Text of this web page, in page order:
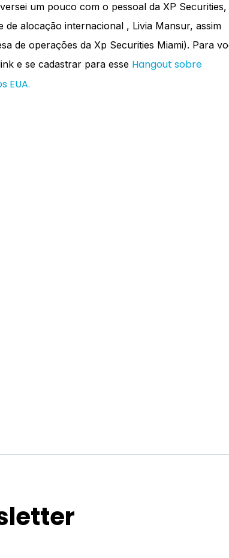
um pouco com o pessoal da XP Securities,
alocação internacional , Livia Mansur, assim
de operações da Xp Securities Miami). Para
e se cadastrar para esse Hangout sobre
EUA.